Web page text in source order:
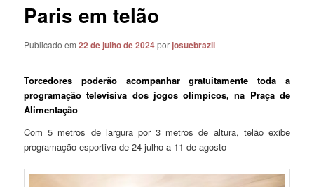
Paris em telão
Publicado em22 de julho de 2024porjosuebrazil
Torcedores poderão acompanhar gratuitamente toda a
programação televisiva dos jogos olímpicos, na Praça de
Alimentação
Com 5 metros de largura por 3 metros de altura, telão exibe
programação esportiva de 24 julho a 11 de agosto